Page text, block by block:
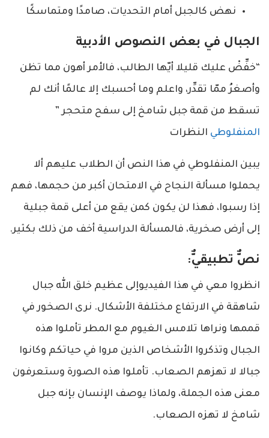
نهض كالجبل أمام التحديات، صامدًا ومتماسكًا
الجبال في بعض النصوص الأدبية
“خفِّضْ عليك قليلا أيّها الطالب، فالأمر أهون مما تظن
وأصغرُ ممّا تقدِّر، واعلم وما أحسبك إلا عالمًا أنك لم
تسقط من قمة جبل شامخ إلى سفح متحجر ”
المنفلوطي النظرات
يبين المنفلوطي في هذا النص أن الطلاب عليهم ألا
يحملوا مسألة النجاح في الامتحان أكبر من حجمها، فهم
إذا رسبوا، فهذا لن يكون كمن يقع من أعلى قمة جبلية
إلى أرض صخرية، فالمسألة الدراسية أخف من ذلك بكثير.
نصٌّ تطبيقيٌّ:
انظروا معي في هذا الفيديوإلى عظيم خلق الله جبال
شاهقة في الارتفاع مختلفة الأشكال. نرى الصخور في
قممها ونراها تلامس الغيوم مع المطر تأملوا هذه
الجبال وتذكروا الأشخاص الذين مروا في حياتكم وكانوا
جبالا لا تهزهم الصعاب. تأملوا هذه الصورة وستعرفون
معنى هذه الجملة، ولماذا يوصف الإنسان بإنه جبل
شامخ لا تهزه الصعاب.